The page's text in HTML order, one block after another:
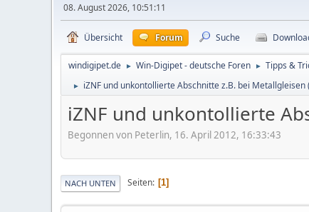
08. August 2026, 10:51:11
Übersicht Forum Suche
windigipet.de ► Win-Digipet - deutsche Foren ► Tipps &
► iZNF und unkontollierte Abschnitte z.B. bei Metallgleisen
iZNF und unkontollierte
Begonnen von Peterlin, 16. April 2012, 16:33:43
NACH UNTEN Seiten 1